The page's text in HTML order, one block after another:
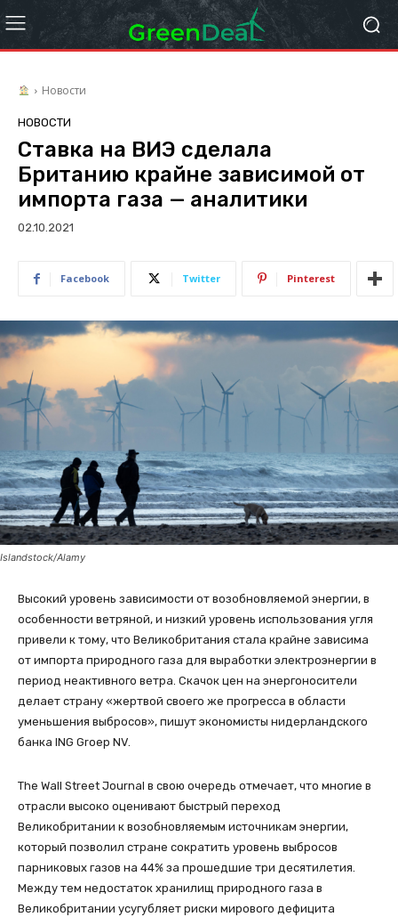
Новости
НОВОСТИ
Ставка на ВИЭ сделала
Британию крайне зависимой от
импорта газа — аналитики
02.10.2021
Facebook Twitter Pinterest
Islandstock/Alamy
Высокий уровень зависимости от возобновляемой энергии, в
особенности ветряной, и низкий уровень использования угля
привели к тому, что Великобритания стала крайне зависима
от импорта природного газа для выработки электроэнергии в
период неактивного ветра. Скачок цен на энергоносители
делает страну «жертвой своего же прогресса в области
уменьшения выбросов», пишут экономисты нидерландского
банка ING Groep NV.
The Wall Street Journal в свою очередь отмечает, что многие в
отрасли высоко оценивают быстрый переход
Великобритании к возобновляемым источникам энергии,
который позволил стране сократить уровень выбросов
парниковых газов на 44% за прошедшие три десятилетия.
Между тем недостаток хранилищ природного газа в
Великобритании усугубляет риски мирового дефицита